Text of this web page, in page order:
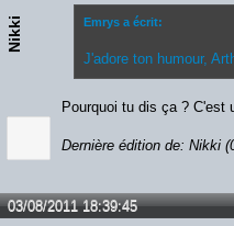
Nikki Emrys a écrit:
J'adore ton humour,
Pourquoi tu dis ça ? C'est
Dernière édition de: Nikki
03/08/2011 18:39:45